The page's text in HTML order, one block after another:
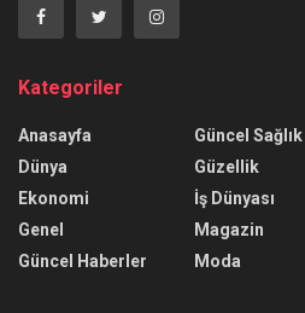
Kategoriler
Anasayfa
Dünya
Ekonomi
Genel
Güncel Haberler
Güncel Sağlık
Güzellik
İş Dünyası
Magazin
Moda